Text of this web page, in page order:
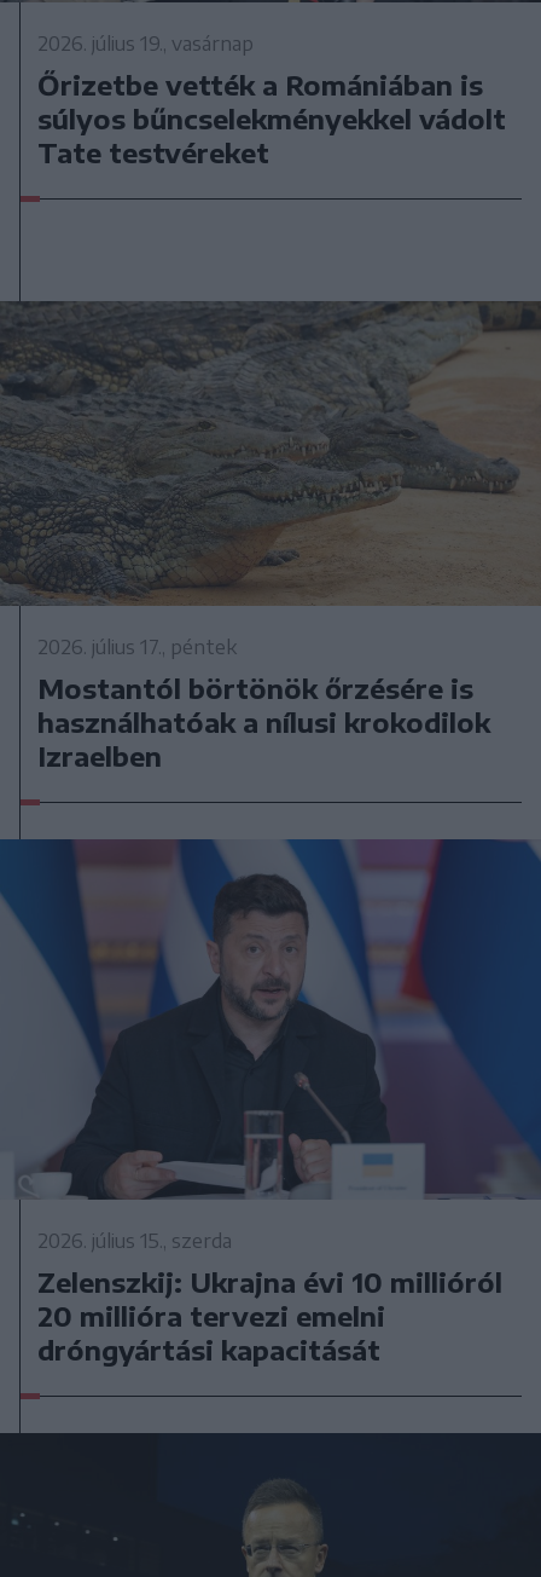
2026. július 19., vasárnap
Őrizetbe vették a Romániában is
súlyos bűncselekményekkel vádolt
Tate testvéreket
2026. július 17., péntek
Mostantól börtönök őrzésére is
használhatóak a nílusi krokodilok
Izraelben
2026. július 15., szerda
Zelenszkij: Ukrajna évi 10 millióról
20 millióra tervezi emelni
dróngyártási kapacitását